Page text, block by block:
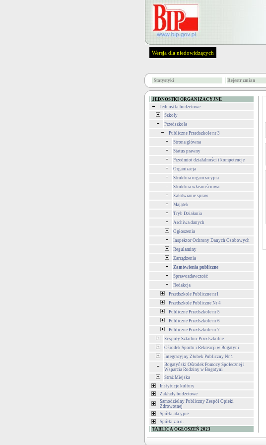
Wersja dla niedowidzących
Statystyki Rejestr zmian
JEDNOSTKI ORGANIZACYJNE
Jednostki budżetowe
Szkoły
Przedszkola
Publiczne Przedszkole nr 3
Strona główna
Status prawny
Przedmiot działalności i kompetencje
Organizacja
Struktura organizacyjna
Struktura własnościowa
Załatwianie spraw
Majątek
Tryb Działania
Archiwa danych
Ogłoszenia
Inspektor Ochrony Danych Osobowych
Regulaminy
Zarządzenia
Zamówienia publiczne
Sprawozdawczość
Redakcja
Przedszkole Publiczne nr1
Przedszkole Publiczne Nr 4
Publiczne Przedszkole nr 5
Publiczne Przedszkole nr 6
Publiczne Przedszkole nr 7
Zespoły Szkolno-Przedszkolne
Ośrodek Sportu i Rekreacji w Bogatyni
Integracyjny Żłobek Publiczny Nr 1
Bogatyński Ośrodek Pomocy Społecznej i
Wsparcia Rodziny w Bogatyni
Straż Miejska
Instytucje kultury
Zakłady budżetowe
Samodzielny Publiczny Zespół Opieki
Zdrowotnej
Spółki akcyjne
Spółki z o.o.
TABLICA OGŁOSZEŃ 2023